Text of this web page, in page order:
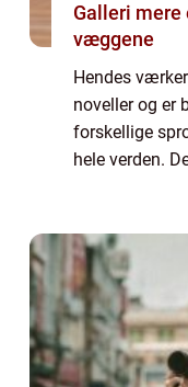
Galleri mere end bare kunst på
væggene
Hendes
noveller og er
forskellige
hele verden.